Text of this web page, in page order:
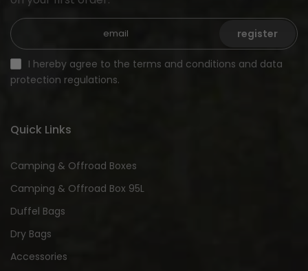
register
I hereby agree to the terms and conditions and data
protection regulations.
Quick Links
Camping & Offroad Boxes
Camping & Offroad Box 95L
Duffel Bags
Dry Bags
Accessories